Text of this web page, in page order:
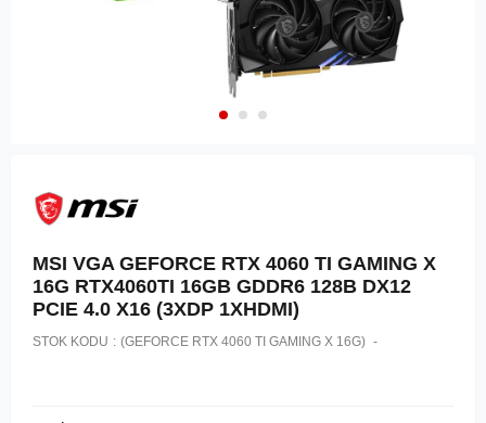
MSI VGA GEFORCE RTX 4060 TI GAMING X
16G RTX4060TI 16GB GDDR6 128B DX12
PCIE 4.0 X16 (3XDP 1XHDMI)
STOK KODU (GEFORCE RTX 4060 TI GAMING X 16G)